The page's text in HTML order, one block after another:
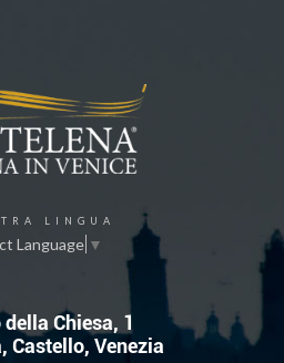
LINGUA
Language ▼
Chiesa, 1
Castello, Venezia